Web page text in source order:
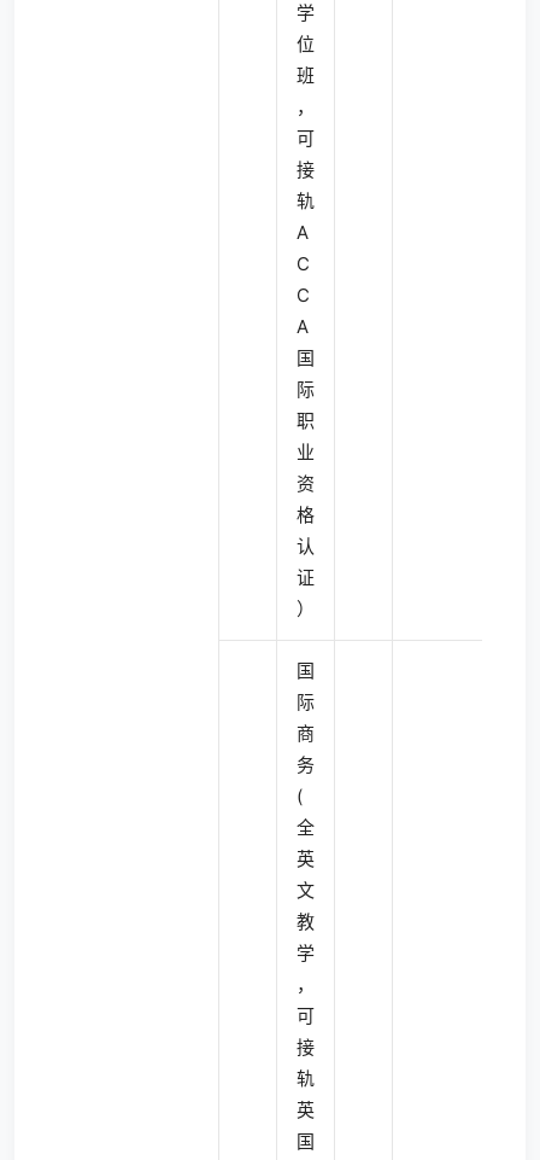
学
位
班
，
可
接
轨
A
C
C
A
国
际
职
业
资
格
认
证
）
国
际
商
务
(
全
英
文
教
学
，
可
接
轨
英
国